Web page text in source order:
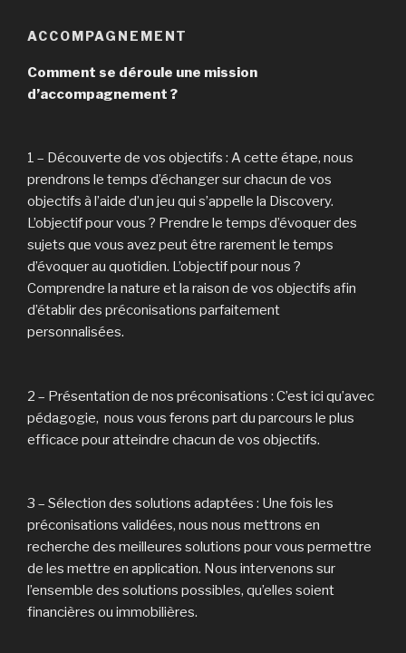
ACCOMPAGNEMENT
Comment se déroule une mission
d’accompagnement ?
1 – Découverte de vos objectifs : A cette étape, nous
prendrons le temps d’échanger sur chacun de vos
objectifs à l’aide d’un jeu qui s’appelle la Discovery.
L’objectif pour vous ? Prendre le temps d’évoquer des
sujets que vous avez peut être rarement le temps
d’évoquer au quotidien. L’objectif pour nous ?
Comprendre la nature et la raison de vos objectifs afin
d’établir des préconisations parfaitement
personnalisées.
2 – Présentation de nos préconisations : C’est ici qu’avec
pédagogie, nous vous ferons part du parcours le plus
efficace pour atteindre chacun de vos objectifs.
3 – Sélection des solutions adaptées : Une fois les
préconisations validées, nous nous mettrons en
recherche des meilleures solutions pour vous permettre
de les mettre en application. Nous intervenons sur
l’ensemble des solutions possibles, qu’elles soient
financières ou immobilières.